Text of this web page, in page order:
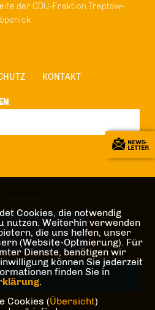
der CDU-Fraktion Treptow-
KONTAKT
FriendlyCaptcha ⇗
Cookies, die notwendig
nutzen. Weiterhin verwenden
die uns helfen, unser
(Website-Optmierung). Für
Dienste, benötigen wir
können Sie jederzeit
finden Sie in
.
Cookies (Übersicht)